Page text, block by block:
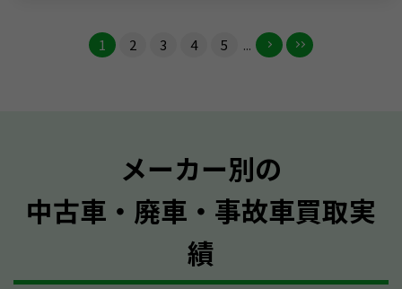
1 2 3 4 5 ...
メーカー別の
中古車・廃車・事故車買取実
績